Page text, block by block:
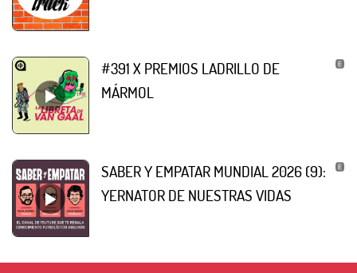
#391 X PREMIOS LADRILLO DE
MÁRMOL
SABER Y EMPATAR MUNDIAL 2026 (9):
YERNATOR DE NUESTRAS VIDAS